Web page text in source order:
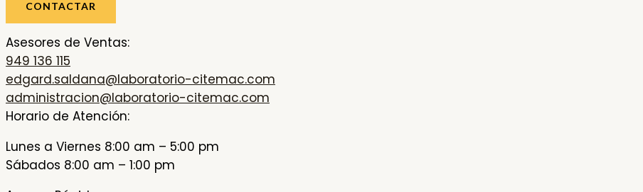
CONTACTAR
Asesores de Ventas:
949 136 115
edgard.saldana@laboratorio-citemac.com
administracion@laboratorio-citemac.com
Horario de Atención:
Lunes a Viernes 8:00 am – 5:00 pm
Sábados 8:00 am – 1:00 pm